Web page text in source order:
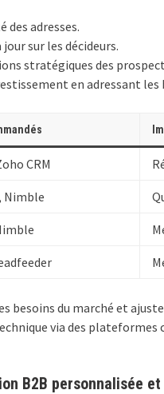
des adresses.
sur les décideurs.
stratégiques des
en adressant
CRM
Nimble
besoins du marché et
via des
B2B personnalisée